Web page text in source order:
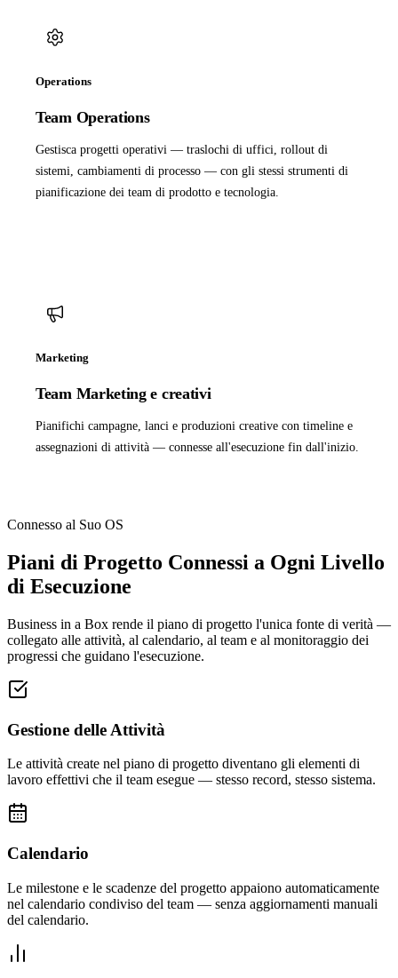
Operations
Team Operations
Gestisca progetti operativi — traslochi di uffici, rollout di
sistemi, cambiamenti di processo — con gli stessi strumenti di
pianificazione dei team di prodotto e tecnologia.
Marketing
Team Marketing e creativi
Pianifichi campagne, lanci e produzioni creative con timeline e
assegnazioni di attività — connesse all'esecuzione fin dall'inizio.
Connesso al Suo OS
Piani di Progetto Connessi a Ogni Livello
di Esecuzione
Business in a Box rende il piano di progetto l'unica fonte di verità —
collegato alle attività, al calendario, al team e al monitoraggio dei
progressi che guidano l'esecuzione.
Gestione delle Attività
Le attività create nel piano di progetto diventano gli elementi di
lavoro effettivi che il team esegue — stesso record, stesso sistema.
Calendario
Le milestone e le scadenze del progetto appaiono automaticamente
nel calendario condiviso del team — senza aggiornamenti manuali
del calendario.